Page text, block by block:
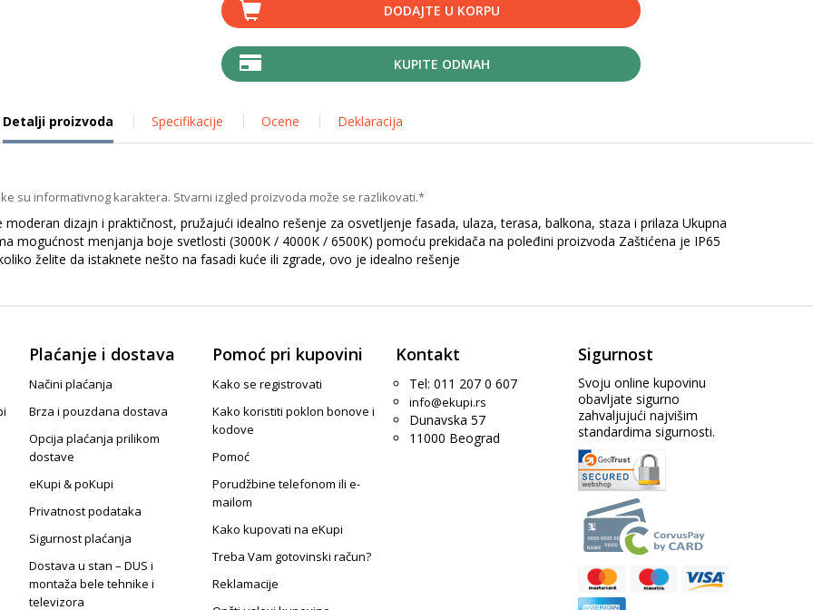
DODAJTE U KORPU
KUPITE ODMAH
Detalji proizvoda Specifikacije Ocene Deklaracija
su informativnog karaktera. Stvarni izgled proizvoda može se razlikovati.*
dizajn i praktičnost, pružajući idealno rešenje za osvetljenje fasada, ulaza, terasa, balkona, staza i prilaza Ukupna
mogućnost menjanja boje svetlosti (3000K / 4000K / 6500K) pomoću prekidača na poleđini proizvoda Zaštićena je IP65
želite da istaknete nešto na fasadi kuće ili zgrade, ovo je idealno rešenje
Plaćanje i dostava
Načini plaćanja
Brza i pouzdana dostava
Opcija plaćanja prilikom
dostave
eKupi & poKupi
Privatnost podataka
Sigurnost plaćanja
Dostava u stan – DUS i
montaža bele tehnike i
televizora
Pomoć pri kupovini
Kako se registrovati
Kako koristiti poklon bonove i
kodove
Pomoć
Porudžbine telefonom ili e-
mailom
Kako kupovati na eKupi
Treba Vam gotovinski račun?
Reklamacije
Kontakt
Tel: 011 207 0 607
info@ekupi.rs
Dunavska 57
11000 Beograd
Sigurnost
Svoju online kupovinu
obavljate sigurno
zahvaljujući najvišim
standardima sigurnosti.